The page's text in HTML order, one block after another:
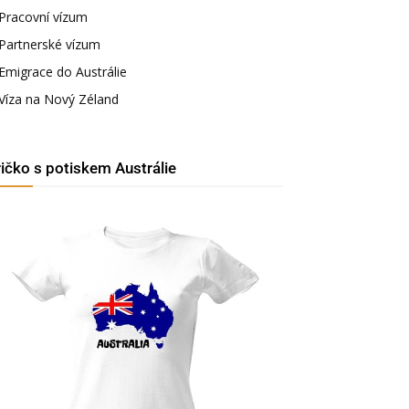
Pracovní vízum
Partnerské vízum
Emigrace do Austrálie
na Nový Zéland
s potiskem Austrálie